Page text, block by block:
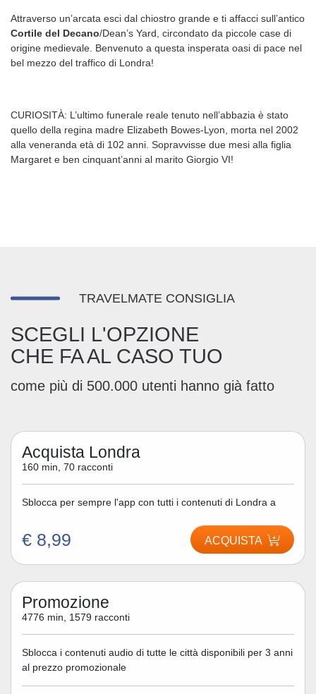
Attraverso un’arcata esci dal chiostro grande e ti affacci sull’antico
Cortile del Decano/Dean’s Yard, circondato da piccole case di
origine medievale. Benvenuto a questa insperata oasi di pace nel
bel mezzo del traffico di Londra!
CURIOSITÀ: L’ultimo funerale reale tenuto nell’abbazia è stato
quello della regina madre Elizabeth Bowes-Lyon, morta nel 2002
alla veneranda età di 102 anni. Sopravvisse due mesi alla figlia
Margaret e ben cinquant’anni al marito Giorgio VI!
TRAVELMATE CONSIGLIA
SCEGLI L'OPZIONE
CHE FA AL CASO TUO
come più di 500.000 utenti hanno già fatto
Acquista Londra
160 min, 70 racconti
Sblocca per sempre l'app con tutti i contenuti di Londra a
€ 8,99 ACQUISTA
Promozione
4776 min, 1579 racconti
Sblocca i contenuti audio di tutte le città disponibili per 3 anni
al prezzo promozionale